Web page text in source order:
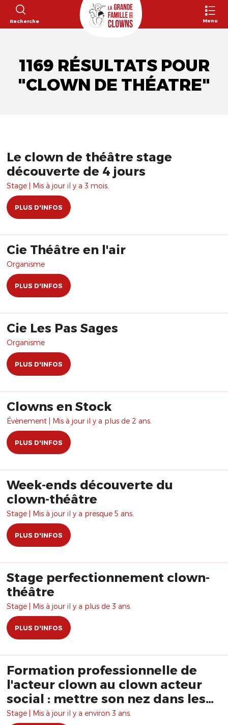
Recherche Menu
1169 RÉSULTATS POUR
"CLOWN DE THÉATRE"
Le clown de théâtre stage
découverte de 4 jours
Stage | Mis à jour il y a 3 mois.
PLUS D'INFOS
Cie Théâtre en l'air
Organisme
PLUS D'INFOS
Cie Les Pas Sages
Organisme
PLUS D'INFOS
Clowns en Stock
Évènement | Mis à jour il y a plus de 2 ans.
PLUS D'INFOS
Week-ends découverte du
clown-théâtre
Stage | Mis à jour il y a presque 5 ans.
PLUS D'INFOS
Stage perfectionnement clown-
théâtre
Stage | Mis à jour il y a plus de 3 ans.
PLUS D'INFOS
Formation professionnelle de
l'acteur clown au clown acteur
social : mettre son nez dans les
affaires du monde
Stage | Mis à jour il y a environ 3 ans.